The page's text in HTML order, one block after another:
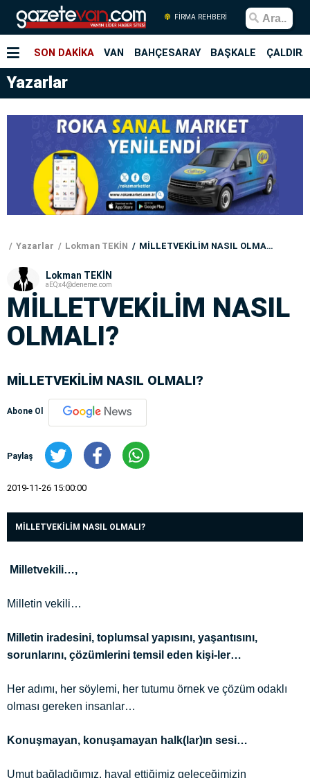
FİRMA REHBERİ
SON DAKİKA VAN BAHÇESARAY BAŞKALE
Yazarlar
Yazarlar Lokman TEKİN MİLLETVEKİLİM NASIL OLMALI?
Lokman TEKİN
aEQx4@deneme.com
MİLLETVEKİLİM NASIL
OLMALI?
MİLLETVEKİLİM NASIL OLMALI?
Abone Ol
Paylaş
2019-11-26 15:00:00
MİLLETVEKİLİM NASIL OLMALI?
Milletvekili…,
Milletin vekili…
Milletin iradesini, toplumsal yapısını, yaşantısını,
sorunlarını, çözümlerini temsil eden kişi-ler…
Her adımı, her söylemi, her tutumu örnek ve çözüm odaklı
olması gereken insanlar…
Konuşmayan, konuşamayan halk(lar)ın sesi…
Umut bağladığımız, hayal ettiğimiz geleceğimizin